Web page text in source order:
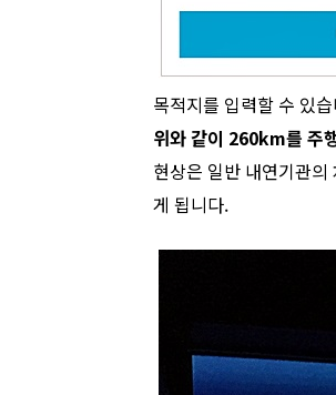
목적지를 입력할 수 있
위와 같이 260km를 주
현상은 일반 내연기관
게 됩니다.